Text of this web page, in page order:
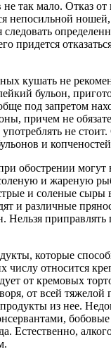
так мало. Отказ
непосильной
следовать
придется
кушать не
бульон,
под запретом
причем не
не стоит.
и
обострении могут
и жареную
и соленые сыры
и различные
Нельзя
которые
числу относится
от кремовых
от всей
из нее.
Естественно,